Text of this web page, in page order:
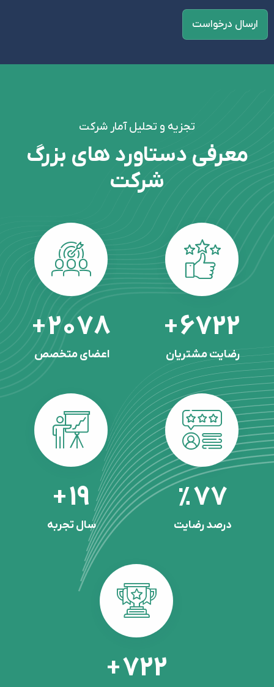
تجزیه و تحلیل آمار شرکت
معرفی دستاورد های بزرگ
شرکت
8563
+
رضایت مشتریان
2630
+
اعضای متخصص
100
%
درصد رضایت
25
+
سال تجربه
963
+